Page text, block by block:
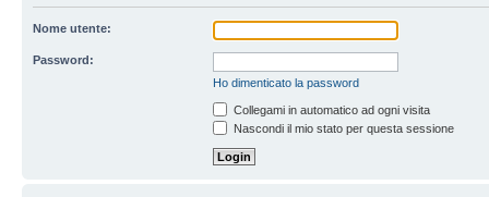
Nome utente:
Password:
Ho dimenticato la password
Collegami in automatico ad ogni visita
Nascondi il mio stato per questa sessione